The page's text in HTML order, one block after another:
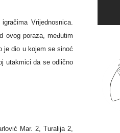
Vrijednosnica.
ovog poraza, međutim
je dio u kojem se sinoć
utakmici da se odlično
Mar. 2, Turalija 2,